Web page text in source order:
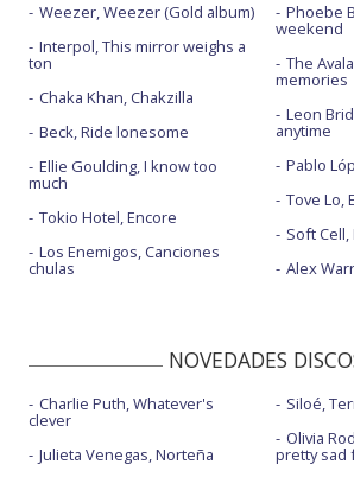
Weezer, Weezer (Gold album)
Interpol, This mirror weighs a
ton
Chaka Khan, Chakzilla
Beck, Ride lonesome
Ellie Goulding, I know too
much
Tokio Hotel, Encore
Los Enemigos, Canciones
chulas
Phoebe
weekend
The
memories
Leon
anytime
Pablo
Tove Lo,
Soft
Alex
NOVEDADES
Charlie Puth, Whatever's
clever
Julieta Venegas, Norteña
Siloé,
Olivia
pretty sad